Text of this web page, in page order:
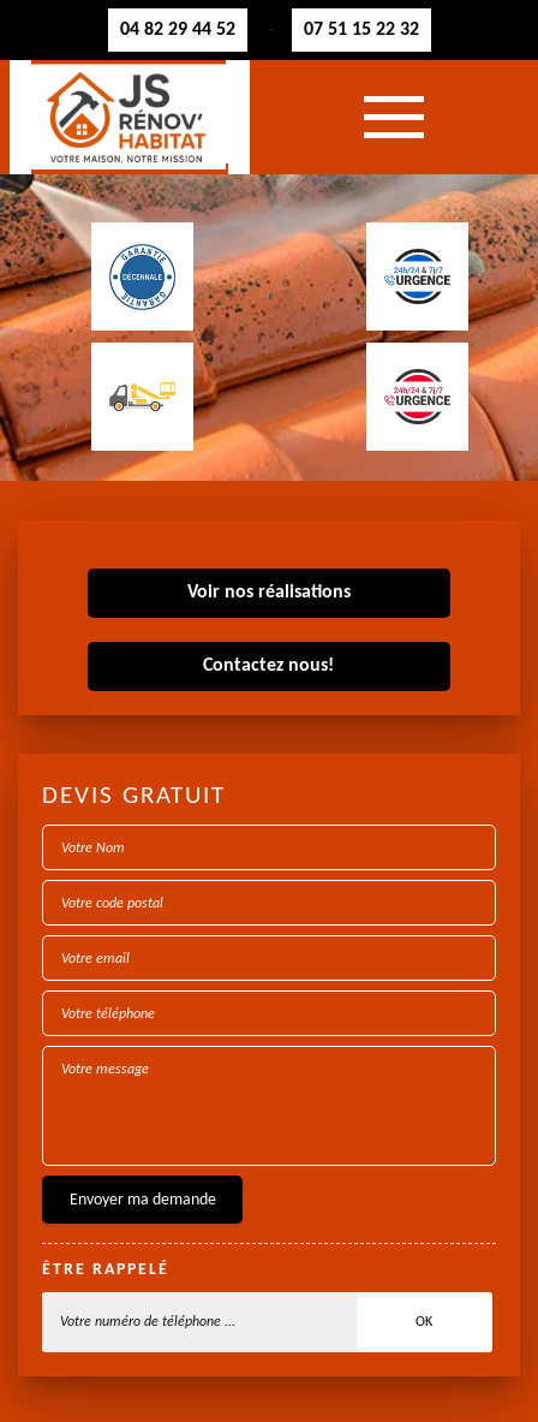
04 82 29 44 52 - 07 51 15 22 32
Voir nos réalisations
Contactez nous!
DEVIS GRATUIT
ÊTRE RAPPELÉ